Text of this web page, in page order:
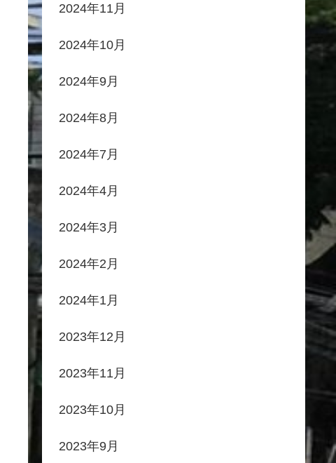
2024年11月
2024年10月
2024年9月
2024年8月
2024年7月
2024年4月
2024年3月
2024年2月
2024年1月
2023年12月
2023年11月
2023年10月
2023年9月